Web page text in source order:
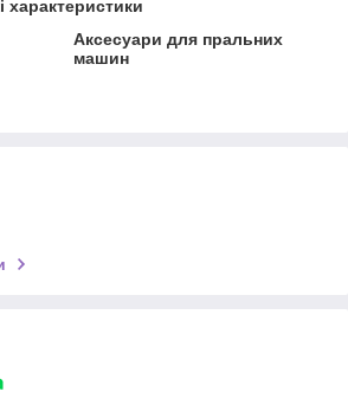
характеристики
Аксесуари для пральних
машин